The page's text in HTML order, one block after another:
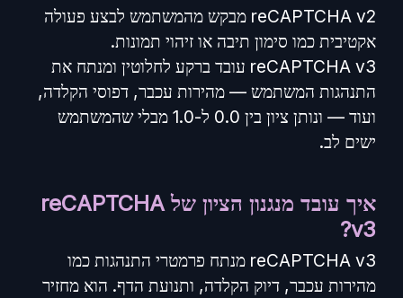
reCAPTCHA v2 מבקש מהמשתמש לבצע פעולה
אקטיבית כמו סימון תיבה או זיהוי תמונות.
reCAPTCHA v3 עובד ברקע לחלוטין ומנתח את
התנהגות המשתמש — מהירות עכבר, דפוסי הקלדה,
ועוד — ונותן ציון בין 0.0 ל-1.0 מבלי שהמשתמש
ישים לב.
איך עובד מנגנון הציון של reCAPTCHA
v3?
reCAPTCHA v3 מנתח פרמטרי התנהגות כמו
מהירות עכבר, דיוק הקלדה, ותנועת הדף. הוא מחזיר